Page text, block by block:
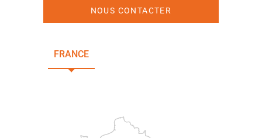
NOUS CONTACTER
FRANCE